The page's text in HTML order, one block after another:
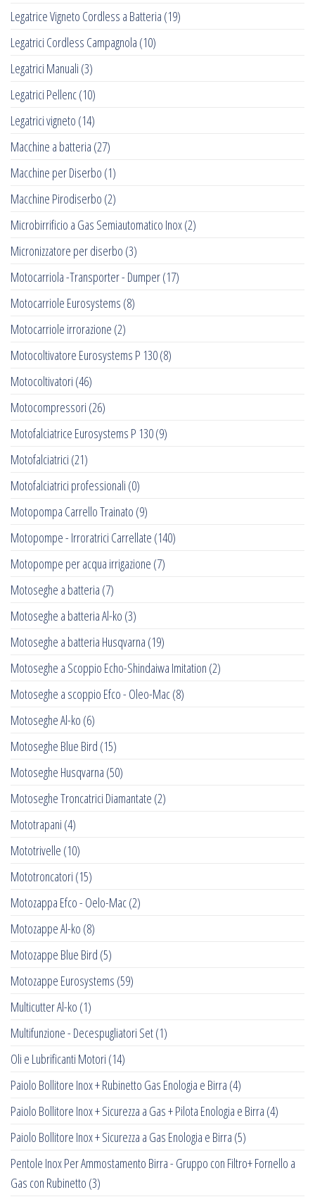
Legatrice Vigneto Cordless a Batteria (19)
Legatrici Cordless Campagnola (10)
Legatrici Manuali (3)
Legatrici Pellenc(10)
Legatrici vigneto (14)
Macchine a batteria (27)
Macchine per Diserbo (1)
Macchine Pirodiserbo (2)
Microbirrificio a Gas Semiautomatico Inox(2)
Micronizzatore per diserbo (3)
Motocarriola -Transporter - Dumper(17)
Motocarriole Eurosystems (8)
Motocarriole irrorazione (2)
Motocoltivatore Eurosystems P 130(8)
Motocoltivatori (46)
Motocompressori (26)
Motofalciatrice Eurosystems P 130(9)
Motofalciatrici (21)
Motofalciatrici professionali (0)
Motopompa Carrello Trainato (9)
Motopompe - Irroratrici Carrellate (140)
Motopompe per acqua irrigazione (7)
Motoseghe a batteria (7)
Motoseghe a batteria Al-ko (3)
Motoseghe a batteria Husqvarna (19)
Motoseghe a Scoppio Echo-Shindaiwa Imitation (2)
Motoseghe a scoppio Efco - Oleo-Mac(8)
Motoseghe Al-ko (6)
Motoseghe Blue Bird (15)
Motoseghe Husqvarna (50)
Motoseghe Troncatrici Diamantate (2)
Mototrapani (4)
Mototrivelle (10)
Mototroncatori (15)
Motozappa Efco - Oelo-Mac(2)
Motozappe Al-ko (8)
Motozappe Blue Bird (5)
Motozappe Eurosystems (59)
Multicutter Al-ko (1)
Multifunzione - Decespugliatori Set(1)
Oli e Lubrificanti Motori (14)
Paiolo Bollitore Inox + Rubinetto Gas Enologia e Birra (4)
Paiolo Bollitore Inox + Sicurezza a Gas + Pilota Enologia e Birra (4)
Paiolo Bollitore Inox + Sicurezza a Gas Enologia e Birra (5)
Pentole Inox Per Ammostamento Birra - Gruppo con Filtro+ Fornello a
Gas con Rubinetto (3)